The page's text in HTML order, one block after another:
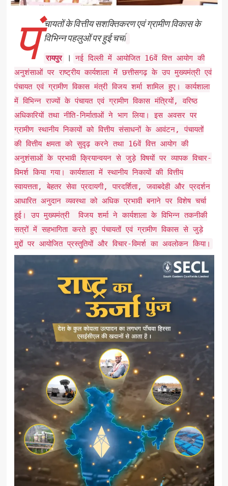
पं चायतों के वित्तीय सशक्तिकरण एवं ग्रामीण विकास के
विभिन्न पहलुओं पर हुई चर्चा
रायपुर । नई दिल्ली में आयोजित 16वें वित्त आयोग की
अनुशंसाओं पर राष्ट्रीय कार्यशाला में छत्तीसगढ़ के उप मुख्यमंत्री एवं
पंचायत एवं ग्रामीण विकास मंत्री विजय शर्मा शामिल हुए। कार्यशाला
में विभिन्न राज्यों के पंचायत एवं ग्रामीण विकास मंत्रियों, वरिष्ठ
अधिकारियों तथा नीति-निर्माताओं ने भाग लिया। इस अवसर पर
ग्रामीण स्थानीय निकायों को वित्तीय संसाधनों के आवंटन, पंचायतों
की वित्तीय क्षमता को सुदृढ़ करने तथा 16वें वित्त आयोग की
अनुशंसाओं के प्रभावी क्रियान्वयन से जुड़े विषयों पर व्यापक विचार-
विमर्श किया गया। कार्यशाला में स्थानीय निकायों की वित्तीय
स्वायत्तता, बेहतर सेवा प्रदायगी, पारदर्शिता, जवाबदेही और प्रदर्शन
आधारित अनुदान व्यवस्था को अधिक प्रभावी बनाने पर विशेष चर्चा
हुई। उप मुख्यमंत्री विजय शर्मा ने कार्यशाला के विभिन्न तकनीकी
सत्रों में सहभागिता करते हुए पंचायतों एवं ग्रामीण विकास से जुड़े
मुद्दों पर आयोजित प्रस्तुतियों और विचार-विमर्श का अवलोकन किया।